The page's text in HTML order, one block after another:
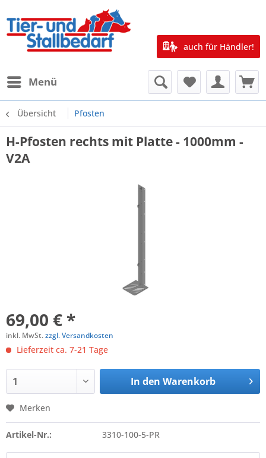
Menü
auch für Händler!
Übersicht Pfosten
H-Pfosten rechts mit Platte - 1000mm -
V2A
69,00 € *
inkl. MwSt.zzgl. Versandkosten
Lieferzeit ca. 7-21 Tage
In den Warenkorb
Merken
Artikel-Nr.: 3310-100-5-PR